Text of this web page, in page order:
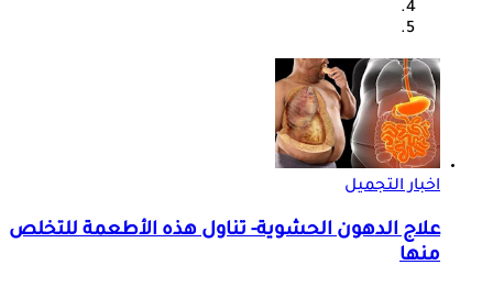
اخبار التجميل
علاج الدهون الحشوية- تناول هذه الأطعمة للتخلص
منها